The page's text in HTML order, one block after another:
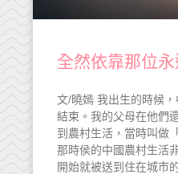
全然依靠那位
文/曉嫣 我出生的時候
結束。我的父母在他們
到農村生活，當時叫做
那時侯的中國農村生活
開始就被送到住在城市